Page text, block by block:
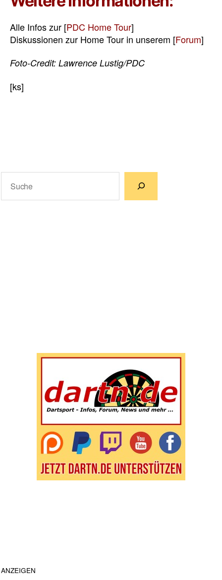
Alle Infos zur [PDC Home Tour]
Diskussionen zur Home Tour in unserem [Forum]
Foto-Credit: Lawrence Lustig/PDC
[ks]
ANZEIGEN